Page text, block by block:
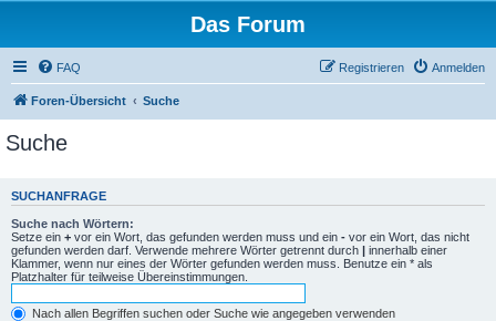
Das Forum
FAQ Anmelden
Registrieren
Foren-Übersicht Suche
Suche
SUCHANFRAGE
Suche nach Wörtern:
Setze ein + vor ein Wort, das gefunden werden muss und ein - vor ein Wort, das nicht
gefunden werden darf. Verwende mehrere Wörter getrennt durch | innerhalb einer
Klammer, wenn nur eines der Wörter gefunden werden muss. Benutze ein * als
Platzhalter für teilweise Übereinstimmungen.
Nach allen Begriffen suchen oder Suche wie angegeben verwenden